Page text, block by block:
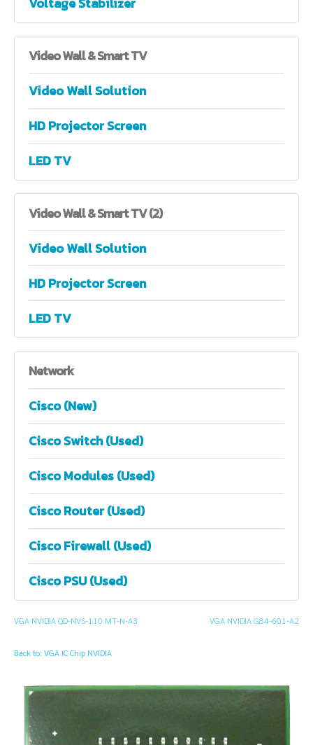
VideoWall & Smart TV
Video Wall Solution
HD Projector Screen
LED TV
VideoWall & Smart TV (2)
Video Wall Solution
HD Projector Screen
LED TV
Network
Cisco (New)
Cisco Switch (Used)
Cisco Modules (Used)
Cisco Router (Used)
Cisco Firewall (Used)
Cisco PSU (Used)
VGA NVIDIA G84-601-A2
VGA NVIDIA QD-NVS-110 MT-N-A3
Back to: VGA IC Chip NVIDIA